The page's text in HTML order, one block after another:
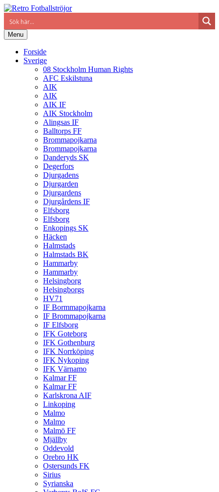
Menu
Forside
Sverige
08 Stockholm Human Rights
AFC Eskilstuna
AIK
AIK
AIK IF
AIK Stockholm
Alingsas IF
Balltorps FF
Brommapojkarna
Brommapojkarna
Danderyds SK
Degerfors
Djurgadens
Djurgarden
Djurgardens
Djurgårdens IF
Elfsborg
Elfsborg
Enkopings SK
Häcken
Halmstads
Halmstads BK
Hammarby
Hammarby
Helsingborg
Helsingborgs
HV71
IF Bormmapojkarna
IF Brommapojkarna
IF Elfsborg
IFK Goteborg
IFK Gothenburg
IFK Norrköping
IFK Nykoping
IFK Värnamo
Kalmar FF
Kalmar FF
Karlskrona AIF
Linkoping
Malmo
Malmo
Malmö FF
Mjällby
Oddevold
Orebro HK
Ostersunds FK
Sirius
Syrianska